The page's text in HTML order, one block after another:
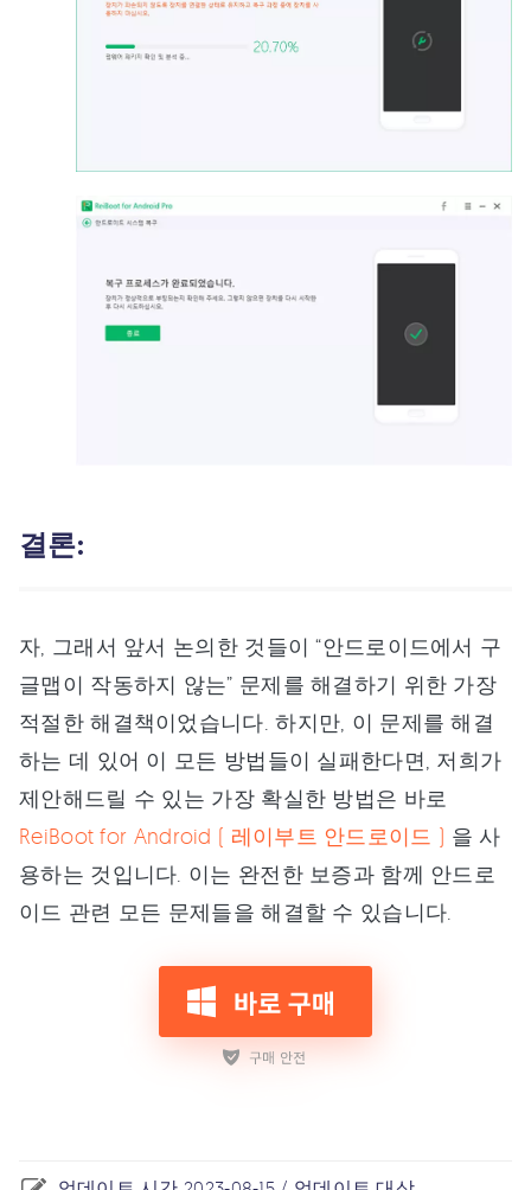
결론:
자, 그래서 앞서 논의한 것들이 “안드로이드에서 구
글맵이 작동하지 않는” 문제를 해결하기 위한 가장
적절한 해결책이었습니다. 하지만, 이 문제를 해결
하는 데 있어 이 모든 방법들이 실패한다면, 저희가
제안해드릴 수 있는 가장 확실한 방법은 바로
ReiBoot for Android ( 레이부트 안드로이드 ) 을 사
용하는 것입니다. 이는 완전한 보증과 함께 안드로
이드 관련 모든 문제들을 해결할 수 있습니다.